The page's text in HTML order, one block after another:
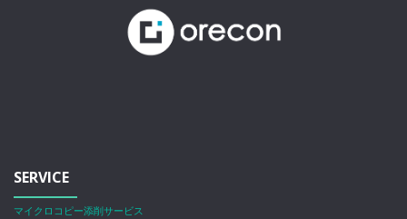
SERVICE
マイクロコピー添削サービス